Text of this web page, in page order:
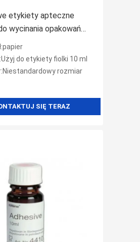
etykiety apteczne
wycinania opakowań
do etykiety fiolki 10 ml
rozmiar
SIĘ TERAZ